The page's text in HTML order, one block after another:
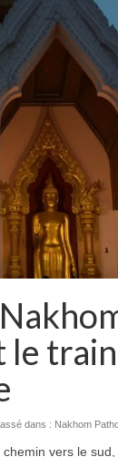
Thaïlande
la Thaïlande
Laos
Vietnam
le train
dans : Nakhom
vers le